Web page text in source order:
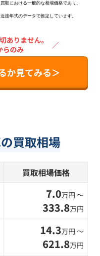
取における一般的な相場価格であり、
接年式のデータで推定しています。
ありません。
らのみ
／
か見てみる＞
買取相場
買取相場価格
7.0万円 〜
333.8万円
14.3万円 〜
621.8万円